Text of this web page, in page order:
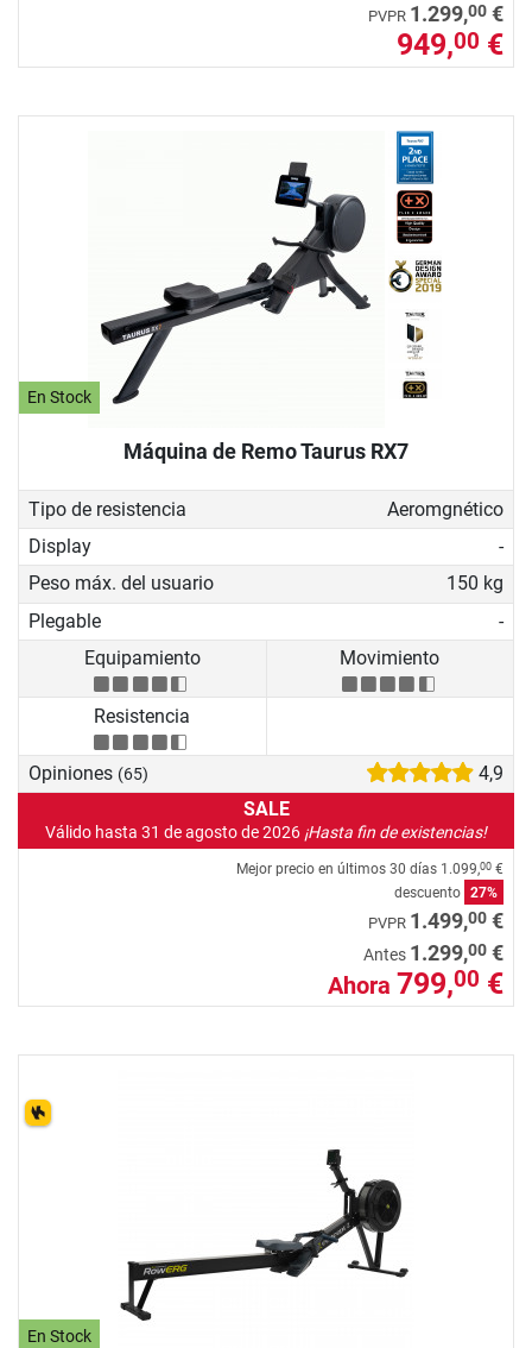
PVPR 1.299,00 €
949,00 €
En Stock
Máquina de Remo Taurus RX7
Tipo de resistencia
Aeromgnético
Display
-
Peso máx. del usuario
150 kg
Plegable
-
Equipamiento
Movimiento
Resistencia
Opiniones (65)
4,9
SALE
Válido hasta 31 de agosto de 2026 ¡Hasta fin de existencias!
Mejor precio en últimos 30 días 1.099,00 €
descuento 27%
PVPR 1.499,00 €
Antes 1.299,00 €
Ahora 799,00 €
En Stock